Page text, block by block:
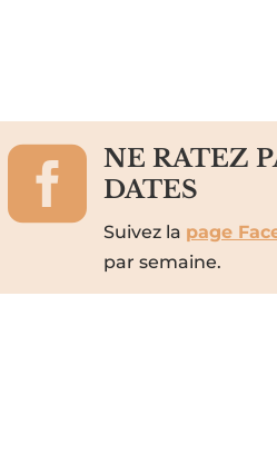
 NE RATEZ
DATES
Suivez la page
par semaine.